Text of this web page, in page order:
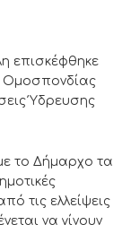
επισκέφθηκε
Ομοσπονδίας
Ύδρευσης
το Δήμαρχο τα
τις ελλείψεις
να γίνουν